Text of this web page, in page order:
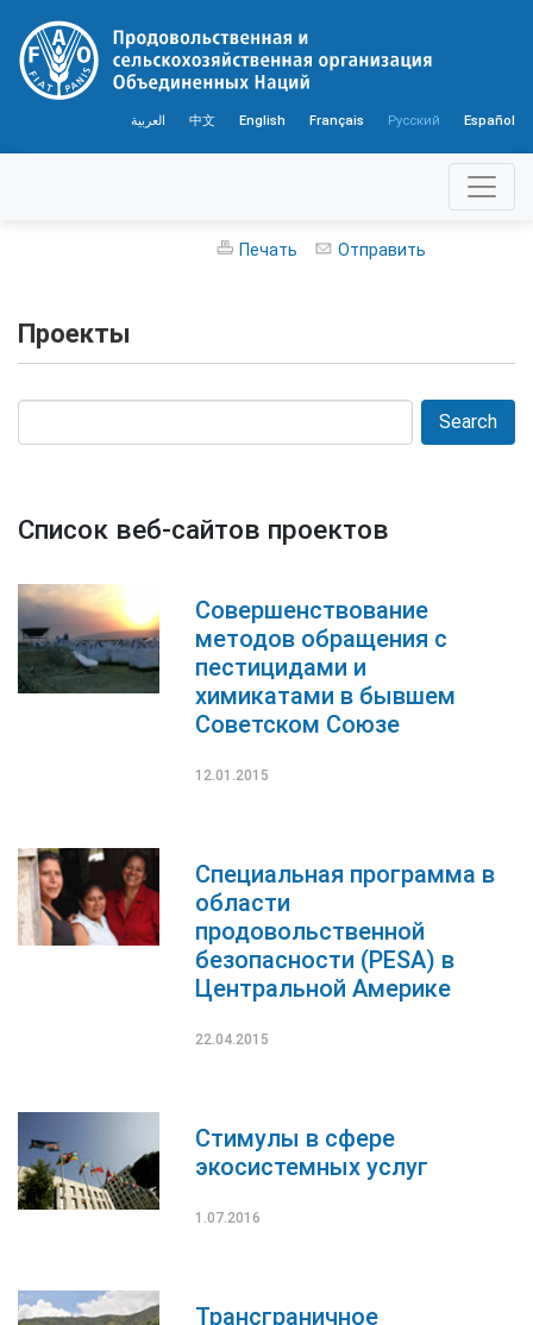
العربية 中文 English Français Русский Español
Печать Отправить
Проекты
Список веб-сайтов проектов
Совершенствование
методов обращения с
пестицидами и
химикатами в бывшем
Советском Союзе
12.01.2015
Специальная программа в
области
продовольственной
безопасности (PESA) в
Центральной Америке
22.04.2015
Стимулы в сфере
экосистемных услуг
1.07.2016
Трансграничное